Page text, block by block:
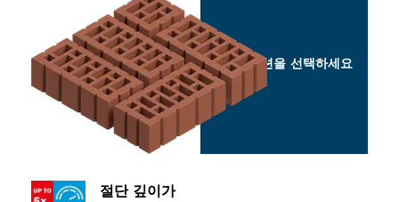
절단 깊이가
옵션을 선택하세요